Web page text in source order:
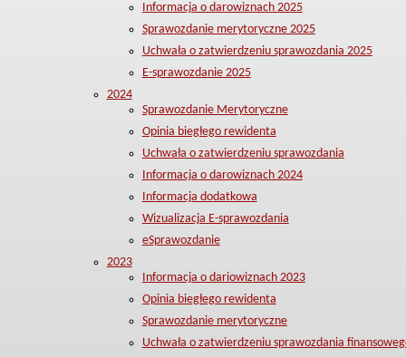
Informacja o darowiznach 2025
Sprawozdanie merytoryczne 2025
Uchwała o zatwierdzeniu sprawozdania 2025
E-sprawozdanie 2025
2024
Sprawozdanie Merytoryczne
Opinia biegłego rewidenta
Uchwała o zatwierdzeniu sprawozdania
Informacja o darowiznach 2024
Informacja dodatkowa
Wizualizacja E-sprawozdania
eSprawozdanie
2023
Informacja o dariowiznach 2023
Opinia biegłego rewidenta
Sprawozdanie merytoryczne
Uchwała o zatwierdzeniu sprawozdania